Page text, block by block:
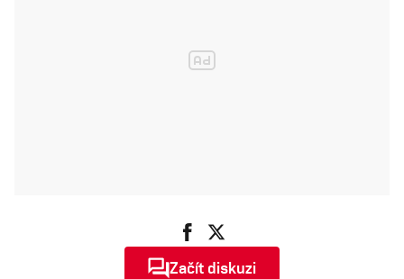
Začít diskuzi